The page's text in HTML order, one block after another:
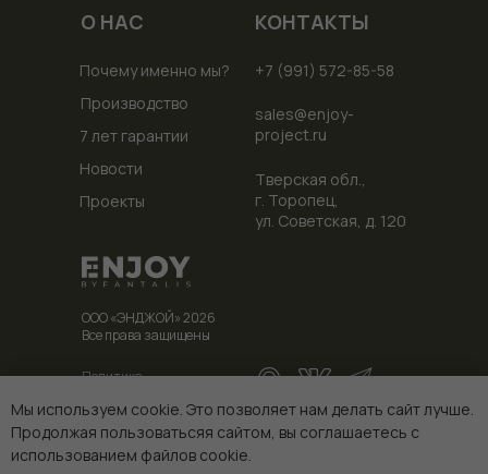
ООО «ЭНДЖОЙ» 2026
Все права защищены
Почему именно мы?
КОНТАКТЫ
sales@enjoy-
project.ru
Тверская обл.,
г. Торопец,
ул. Советская, д. 120
Новости
Политика
Проекты
+7 (991) 572-85-58
О НАС
Производство
7 лет гарантии
Мы используем cookie. Это позволяет нам делать сайт лучше.
Продолжая пользоватьсяя сайтом, вы соглашаетесь с
использованием файлов cookie.